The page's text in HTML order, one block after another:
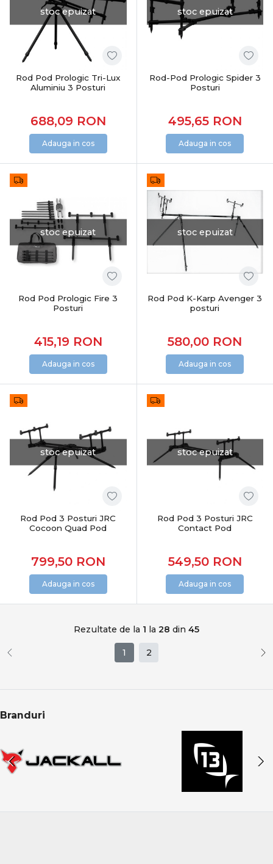
stoc epuizat
Rod Pod Prologic Tri-Lux
Aluminiu 3 Posturi
688,09 RON
Adauga in cos
stoc epuizat
Rod-Pod Prologic Spider 3
Posturi
495,65 RON
Adauga in cos
stoc epuizat
Rod Pod Prologic Fire 3
Posturi
415,19 RON
Adauga in cos
stoc epuizat
Rod Pod K-Karp Avenger 3
posturi
580,00 RON
Adauga in cos
stoc epuizat
Rod Pod 3 Posturi JRC
Cocoon Quad Pod
799,50 RON
Adauga in cos
stoc epuizat
Rod Pod 3 Posturi JRC
Contact Pod
549,50 RON
Adauga in cos
Rezultate de la 1 la 28 din 45
1 2
Branduri